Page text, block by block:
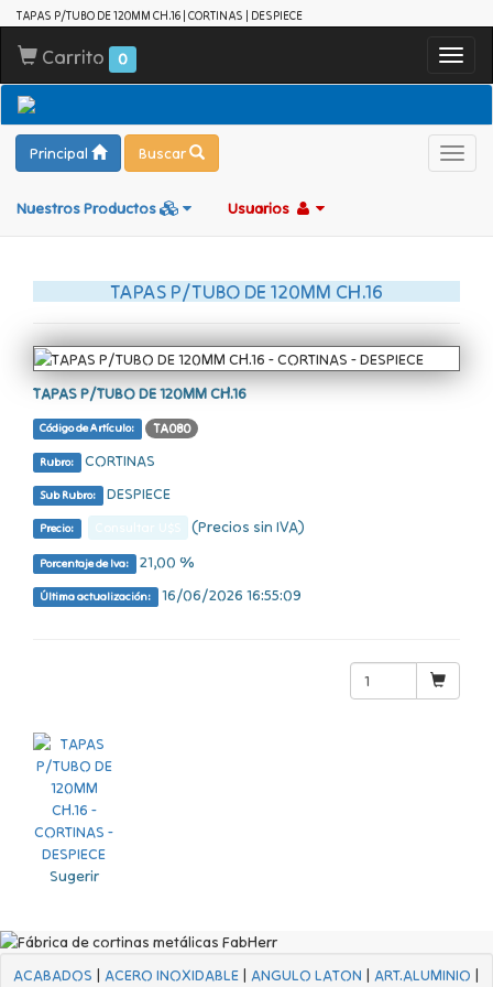
TAPAS P/TUBO DE 120MM CH.16 | CORTINAS | DESPIECE
Carrito 0
Principal Buscar
Nuestros Productos Usuarios
TAPAS P/TUBO DE 120MM CH.16
TAPAS P/TUBO DE 120MM CH.16
Código de Artículo: TA080
Rubro: CORTINAS
Sub Rubro: DESPIECE
Precio: (Precios sin IVA)
Porcentaje de Iva: 21,00 %
Última actualización: 16/06/2026 16:55:09
Sugerir
ACABADOS | ACERO INOXIDABLE | ANGULO LATON | ART.ALUMINIO |